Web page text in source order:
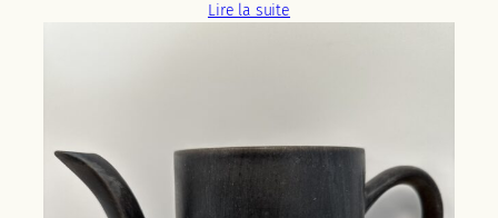
Lire la suite